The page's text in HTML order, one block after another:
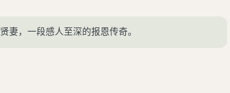
妻，一段感人至深的报恩传奇。